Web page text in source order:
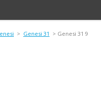
> Genesi 31 > Genesi 31 9